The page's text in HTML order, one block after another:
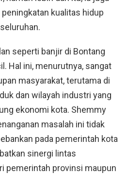
kualitas hidup
seperti banjir di Bontang
Hal ini, menurutnya, sangat
masyarakat, terutama di
dan wilayah industri yang
ekonomi kota. Shemmy
masalah ini tidak
pada pemerintah kota
sinergi lintas
pemerintah provinsi maupun